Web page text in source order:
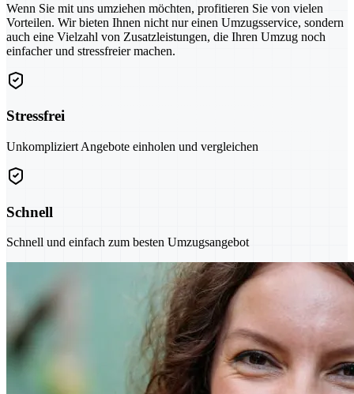
Wenn Sie mit uns umziehen möchten, profitieren Sie von vielen
Vorteilen. Wir bieten Ihnen nicht nur einen Umzugsservice, sondern
auch eine Vielzahl von Zusatzleistungen, die Ihren Umzug noch
einfacher und stressfreier machen.
Stressfrei
Unkompliziert Angebote einholen und vergleichen
Schnell
Schnell und einfach zum besten Umzugsangebot